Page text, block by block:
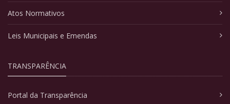
Atos Normativos
Leis Municipais e Emendas
TRANSPARÊNCIA
Portal da Transparência